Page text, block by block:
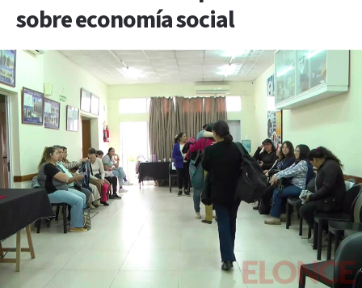
sobre economía social